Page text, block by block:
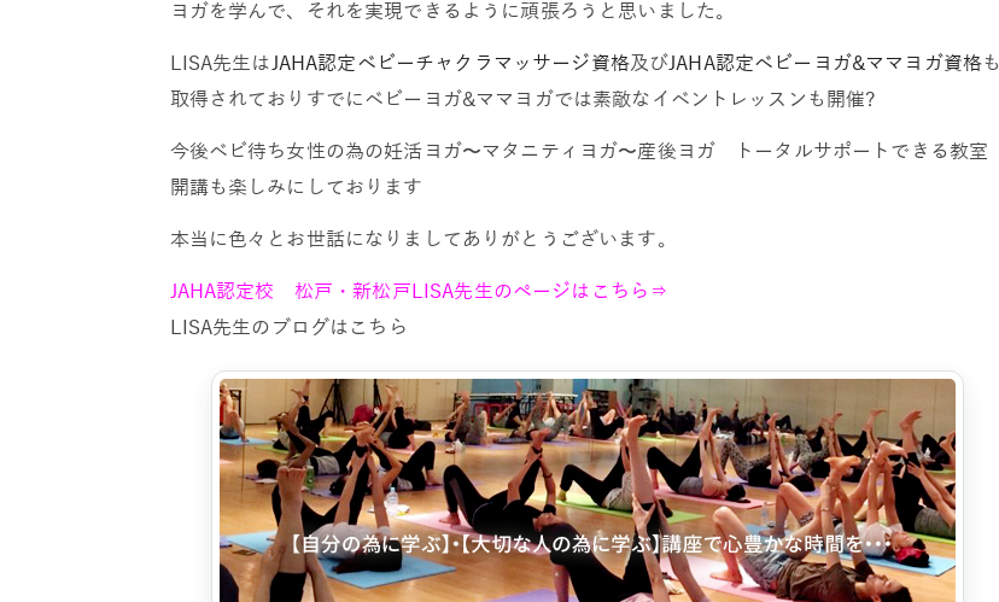
ヨガを学んで、それを実現できるように頑張ろうと思いました。
LISA先生はJAHA認定ベビーチャクラマッサージ資格及びJAHA認定ベビーヨガ&ママヨガ資格も
取得されておりすでにベビーヨガ&ママヨガでは素敵なイベントレッスンも開催?
今後ベビ待ち女性の為の妊活ヨガ〜マタニティヨガ〜産後ヨガ トータルサポートできる教室
開講も楽しみにしております
本当に色々とお世話になりましてありがとうございます。
JAHA認定校 松戸・新松戸LISA先生のページはこちら⇒
LISA先生のブログはこちら